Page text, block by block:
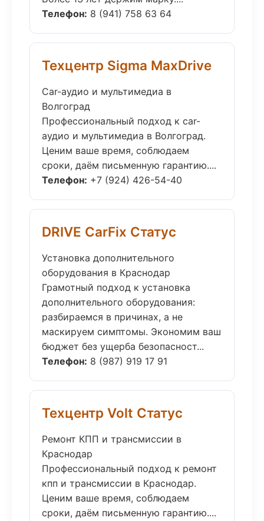
Телефон: 8 (941) 758 63 64
Техцентр Sigma MaxDrive
Car-аудио и мультимедиа в
Волгоград
Профессиональный подход к car-
аудио и мультимедиа в Волгоград.
Ценим ваше время, соблюдаем
сроки, даём письменную гарантию....
Телефон: +7 (924) 426-54-40
DRIVE CarFix Статус
Установка дополнительного
оборудования в Краснодар
Грамотный подход к установка
дополнительного оборудования:
разбираемся в причинах, а не
маскируем симптомы. Экономим ваш
бюджет без ущерба безопасност...
Телефон: 8 (987) 919 17 91
Техцентр Volt Статус
Ремонт КПП и трансмиссии в
Краснодар
Профессиональный подход к ремонт
кпп и трансмиссии в Краснодар.
Ценим ваше время, соблюдаем
сроки, даём письменную гарантию....